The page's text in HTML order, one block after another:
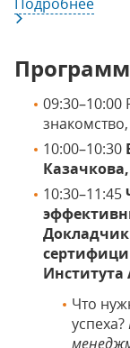
Подробнее
09:30–10:00
10:00–10:30
10:30–11:45
Института
Что
успеха?